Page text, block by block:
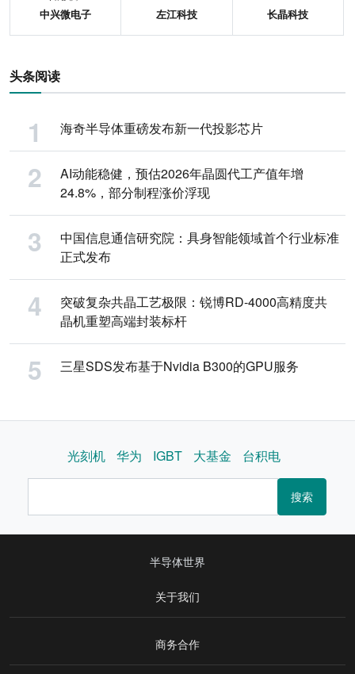
中兴微电子 左江科技 长晶科技
头条阅读
海奇半导体重磅发布新一代投影芯片
AI动能稳健，预估2026年晶圆代工产值年增
24.8%，部分制程涨价浮现
中国信息通信研究院：具身智能领域首个行业标准
正式发布
突破复杂共晶工艺极限：锐博RD-4000高精度共
晶机重塑高端封装标杆
三星SDS发布基于Nvidia B300的GPU服务
光刻机 华为 IGBT 大基金 台积电
搜索
半导体世界
关于我们
商务合作